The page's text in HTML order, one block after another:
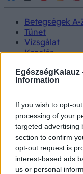
EgészségKalauz
Information
If you wish to opt-
processing of your
targeted advertising
section to confirm
opt-out request is
interest-based ads
us or personal
Betegségek A-
Tünet
Vizsgálat
Kezelés
Kutatás
Prevenció
Videók
Kisállatok
#allergia #influenza
#pajzsmirigy
Regisztráció